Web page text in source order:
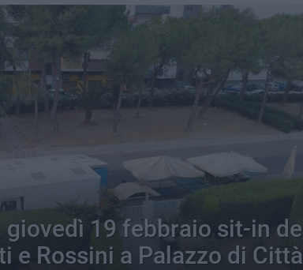
19 febbraio sit-in del
e Rossini a Palazzo di Città